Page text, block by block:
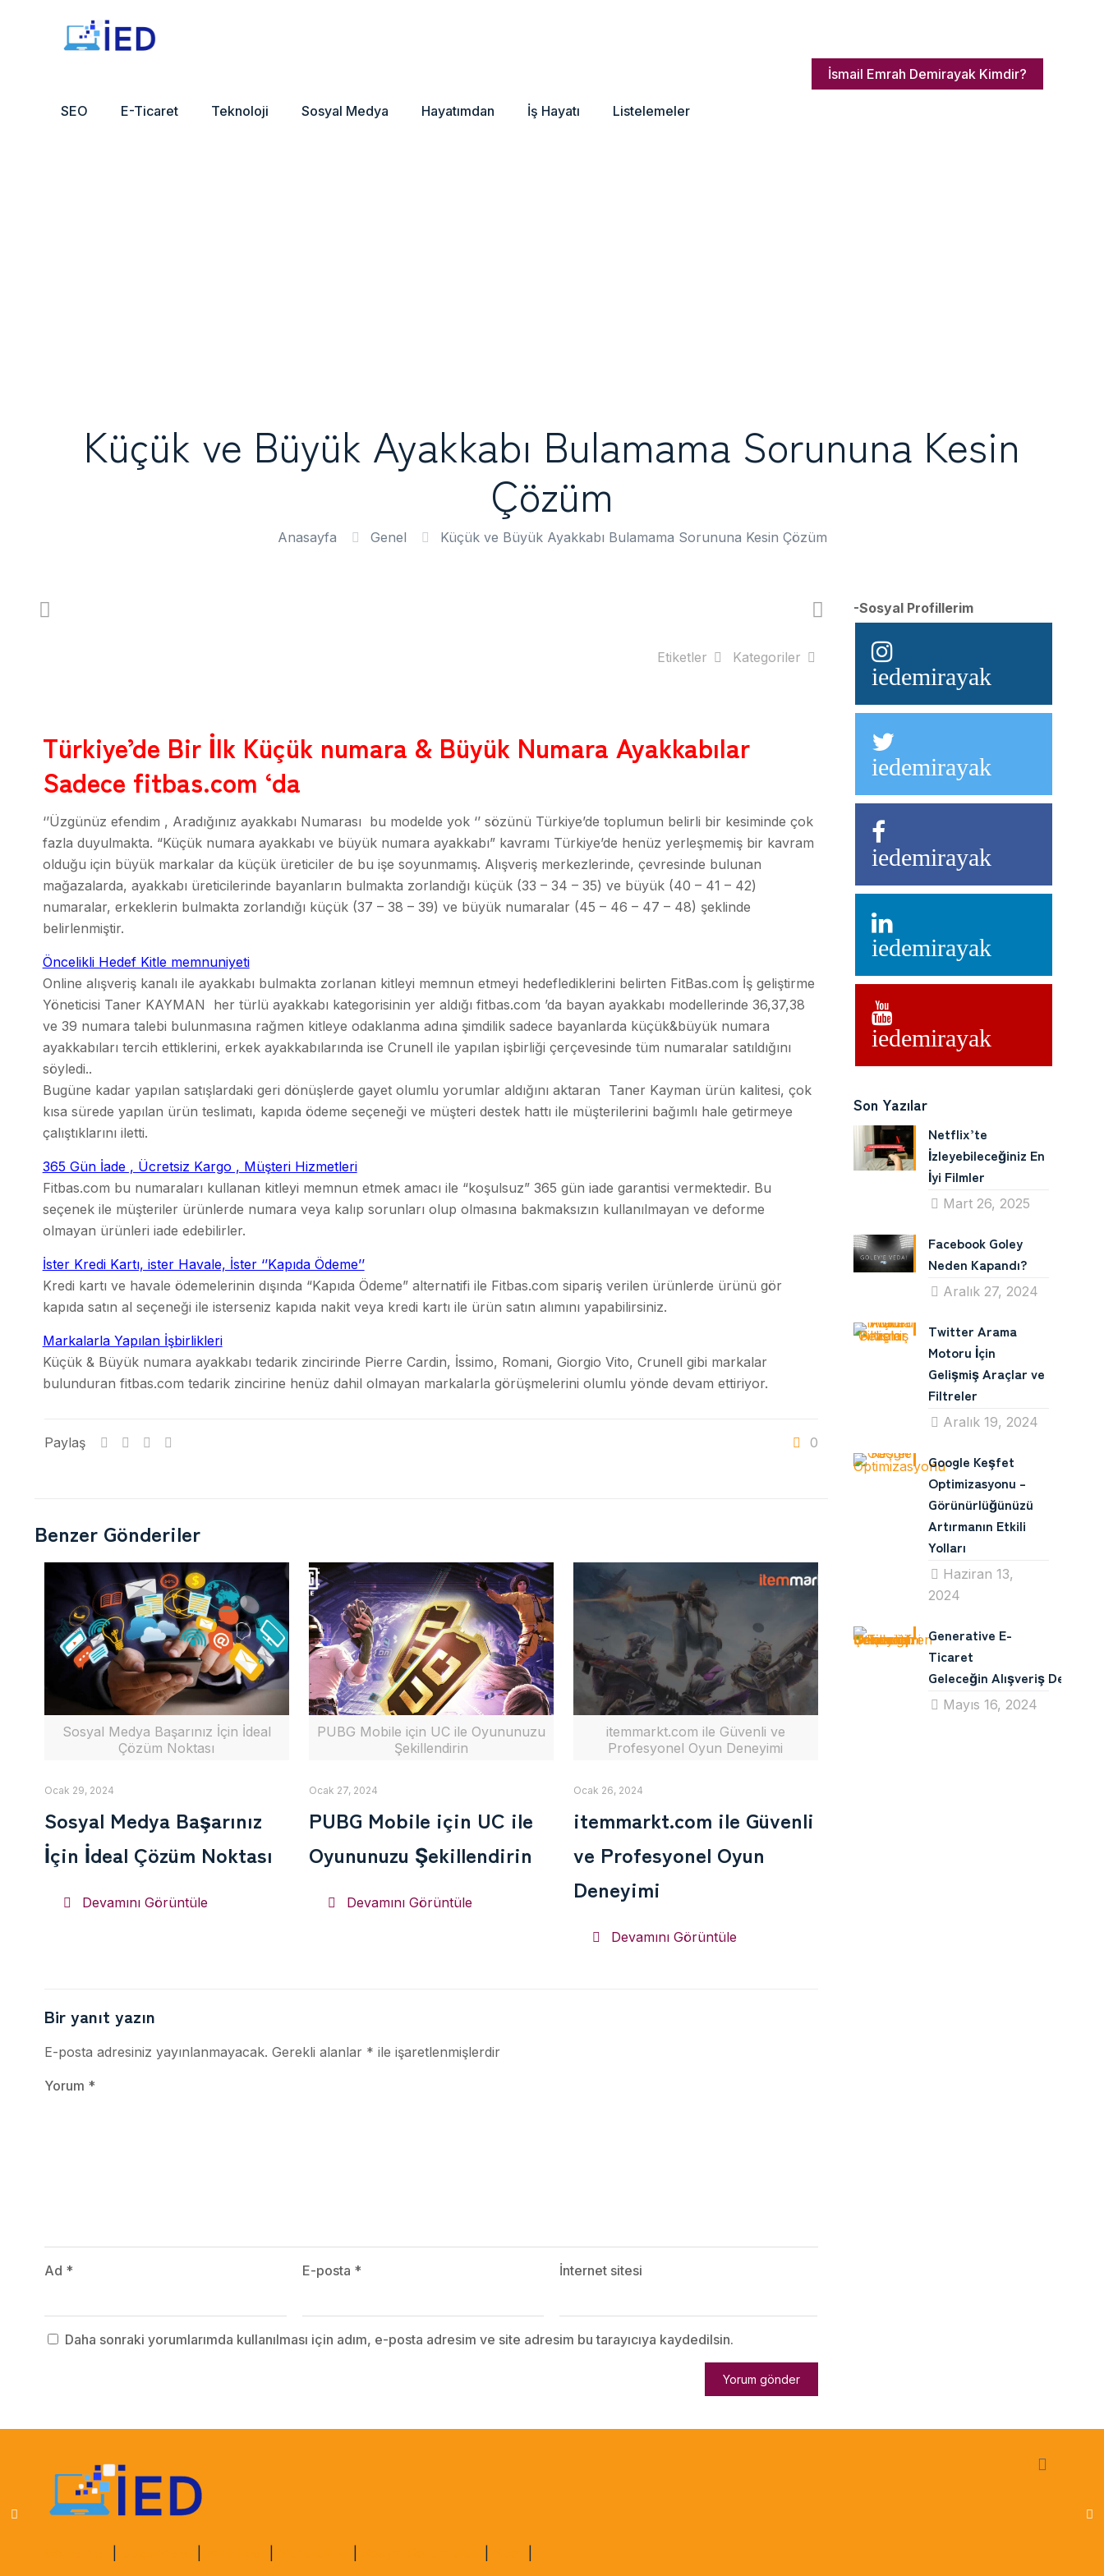
SEO E-Ticaret Teknoloji Sosyal Medya Hayatımdan İş Hayatı Listelemeler
İsmail Emrah Demirayak Kimdir?
Küçük ve Büyük Ayakkabı Bulamama Sorununa Kesin
Çözüm
Anasayfa Genel Küçük ve Büyük Ayakkabı Bulamama Sorununa Kesin Çözüm
Kategoriler
Etiketler
Türkiye’de Bir İlk Küçük numara & Büyük Numara Ayakkabılar
Sadece fitbas.com ‘da
‘’Üzgünüz efendim , Aradığınız ayakkabı Numarası bu modelde yok ‘’ sözünü Türkiye’de toplumun belirli bir kesiminde çok
fazla duyulmakta. “Küçük numara ayakkabı ve büyük numara ayakkabı” kavramı Türkiye’de henüz yerleşmemiş bir kavram
olduğu için büyük markalar da küçük üreticiler de bu işe soyunmamış. Alışveriş merkezlerinde, çevresinde bulunan
mağazalarda, ayakkabı üreticilerinde bayanların bulmakta zorlandığı küçük (33 – 34 – 35) ve büyük (40 – 41 – 42)
numaralar, erkeklerin bulmakta zorlandığı küçük (37 – 38 – 39) ve büyük numaralar (45 – 46 – 47 – 48) şeklinde
belirlenmiştir.
Öncelikli Hedef Kitle memnuniyeti
Online alışveriş kanalı ile ayakkabı bulmakta zorlanan kitleyi memnun etmeyi hedeflediklerini belirten FitBas.com İş geliştirme
Yöneticisi Taner KAYMAN her türlü ayakkabı kategorisinin yer aldığı fitbas.com ’da bayan ayakkabı modellerinde 36,37,38
ve 39 numara talebi bulunmasına rağmen kitleye odaklanma adına şimdilik sadece bayanlarda küçük&büyük numara
ayakkabıları tercih ettiklerini, erkek ayakkabılarında ise Crunell ile yapılan işbirliği çerçevesinde tüm numaralar satıldığını
söyledi..
Bugüne kadar yapılan satışlardaki geri dönüşlerde gayet olumlu yorumlar aldığını aktaran Taner Kayman ürün kalitesi, çok
kısa sürede yapılan ürün teslimatı, kapıda ödeme seçeneği ve müşteri destek hattı ile müşterilerini bağımlı hale getirmeye
çalıştıklarını iletti.
365 Gün İade , Ücretsiz Kargo , Müşteri Hizmetleri
Fitbas.com bu numaraları kullanan kitleyi memnun etmek amacı ile “koşulsuz” 365 gün iade garantisi vermektedir. Bu
seçenek ile müşteriler ürünlerde numara veya kalıp sorunları olup olmasına bakmaksızın kullanılmayan ve deforme
olmayan ürünleri iade edebilirler.
İster Kredi Kartı, ister Havale, İster ‘’Kapıda Ödeme’’
Kredi kartı ve havale ödemelerinin dışında “Kapıda Ödeme” alternatifi ile Fitbas.com sipariş verilen ürünlerde ürünü gör
kapıda satın al seçeneği ile isterseniz kapıda nakit veya kredi kartı ile ürün satın alımını yapabilirsiniz.
Markalarla Yapılan İşbirlikleri
Küçük & Büyük numara ayakkabı tedarik zincirinde Pierre Cardin, İssimo, Romani, Giorgio Vito, Crunell gibi markalar
bulunduran fitbas.com tedarik zincirine henüz dahil olmayan markalarla görüşmelerini olumlu yönde devam ettiriyor.
Paylaş 0
Benzer Gönderiler
Sosyal Medya Başarınız İçin İdeal
Çözüm Noktası
Ocak 29, 2024
Sosyal Medya Başarınız
İçin İdeal Çözüm Noktası
Devamını Görüntüle
PUBG Mobile için UC ile Oyununuzu
Şekillendirin
Ocak 27, 2024
PUBG Mobile için UC ile
Oyununuzu Şekillendirin
Devamını Görüntüle
itemmarkt.com ile Güvenli ve
Profesyonel Oyun Deneyimi
Ocak 26, 2024
itemmarkt.com ile Güvenli
ve Profesyonel Oyun
Deneyimi
Devamını Görüntüle
Bir yanıt yazın
E-posta adresiniz yayınlanmayacak. Gerekli alanlar * ile işaretlenmişlerdir
Yorum *
Ad * E-posta * İnternet sitesi
Daha sonraki yorumlarımda kullanılması için adım, e-posta adresim ve site adresim bu tarayıcıya kaydedilsin.
-Sosyal Profillerim
iedemirayak
iedemirayak
iedemirayak
iedemirayak
iedemirayak
Son Yazılar
Netflix’te
İzleyebileceğiniz En
İyi Filmler
Mart 26, 2025
Facebook Goley
Neden Kapandı?
Aralık 27, 2024
Twitter Arama
Motoru İçin
Gelişmiş Araçlar ve
Filtreler
Aralık 19, 2024
Google Keşfet
Optimizasyonu –
Görünürlüğünüzü
Artırmanın Etkili
Yolları
Haziran 13,
2024
Generative E-
Ticaret
Geleceğin Alışveriş
Mayıs 16, 2024